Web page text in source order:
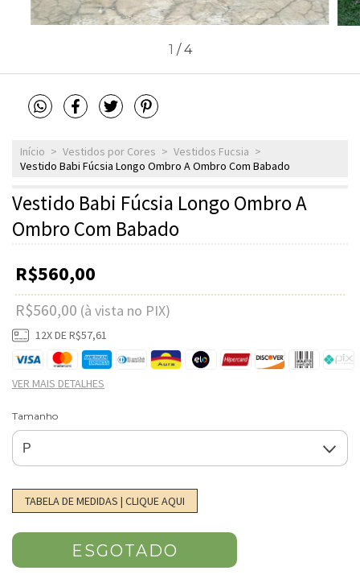
1 /4
Início > Vestidos por Cores > Vestidos Fucsia >
Vestido Babi Fúcsia Longo Ombro A Ombro Com Babado
Vestido Babi Fúcsia Longo Ombro A
Ombro Com Babado
R$560,00
R$560,00 (à vista no PIX)
12X DER$57,61
VER MAIS DETALHES
Tamanho
TABELA DE MEDIDAS | CLIQUE AQUI